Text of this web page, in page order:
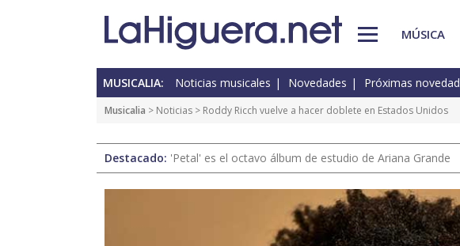
MÚSICA
MUSICALIA: Noticias musicales Novedades Próximas
Musicalia > Noticias > Roddy Ricch vuelve a hacer doblete en Estados Unidos
Destacado: 'Petal' es el octavo álbum de estudio de Ariana Grande